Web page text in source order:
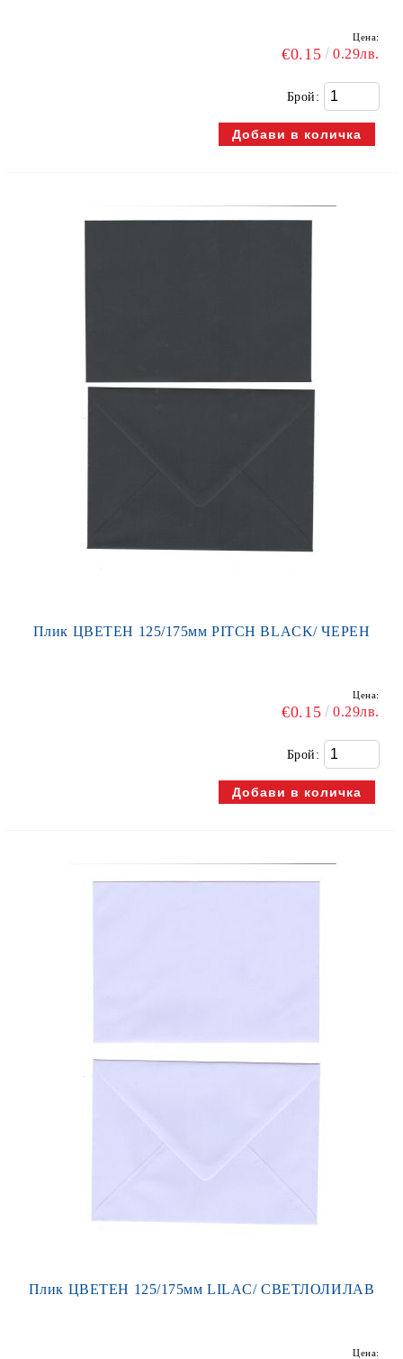
Цена:
€0.15 0.29лв.
Брой:
Плик ЦВЕТЕН 125/175мм PITCH BLACK/ ЧЕРЕН
Цена:
€0.15 0.29лв.
Брой:
Плик ЦВЕТЕН 125/175мм LILAC/ СВЕТЛОЛИЛАВ
Цена: